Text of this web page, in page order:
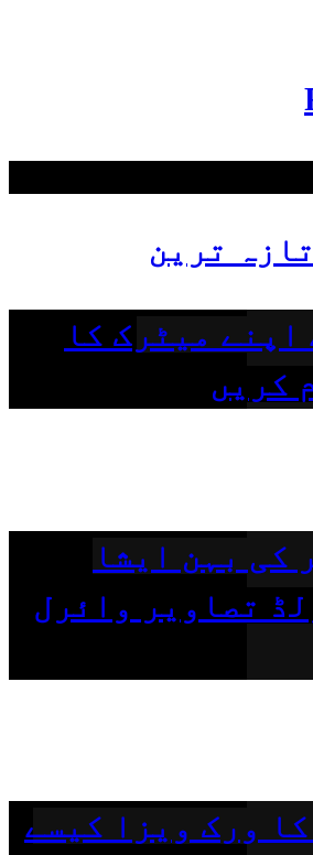
تازہ ترین
اپنے میٹرک کا
کریں
کی بہن ایشا
تصاویر وائرل
ورک ویزا کیسے